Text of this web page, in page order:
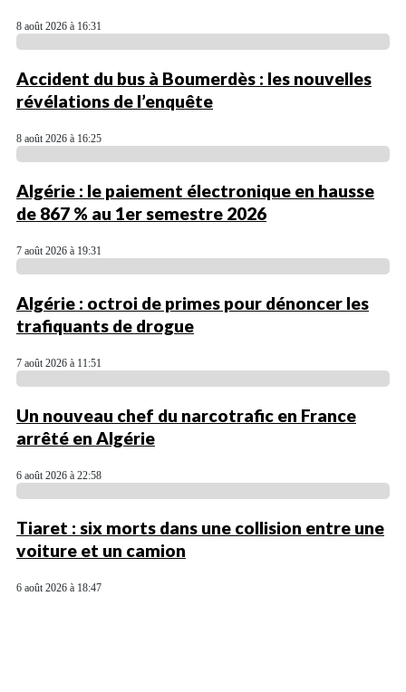
8 août 2026 à 16:31
Accident du bus à Boumerdès : les nouvelles
révélations de l’enquête
8 août 2026 à 16:25
Algérie : le paiement électronique en hausse
de 867 % au 1er semestre 2026
7 août 2026 à 19:31
Algérie : octroi de primes pour dénoncer les
trafiquants de drogue
7 août 2026 à 11:51
Un nouveau chef du narcotrafic en France
arrêté en Algérie
6 août 2026 à 22:58
Tiaret : six morts dans une collision entre une
voiture et un camion
6 août 2026 à 18:47